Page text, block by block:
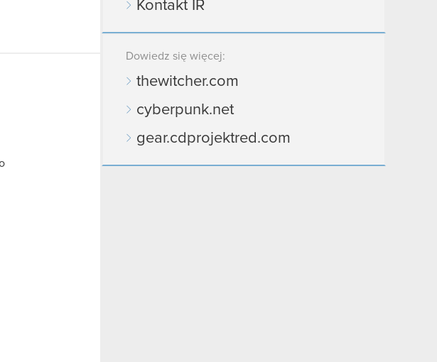
Kontakt IR
Dowiedz się więcej:
thewitcher.com
cyberpunk.net
gear.cdprojektred.com